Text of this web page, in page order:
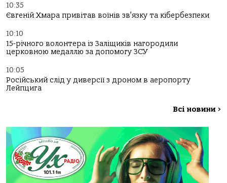
10:35
Євгеній Хмара привітав воїнів зв’язку та кібербезпеки
10:10
15-річного волонтера із Заліщиків нагородили
церковною медаллю за допомогу ЗСУ
10:05
Російський слід у диверсії з дроном в аеропорту
Лейпцига
Всі новини >